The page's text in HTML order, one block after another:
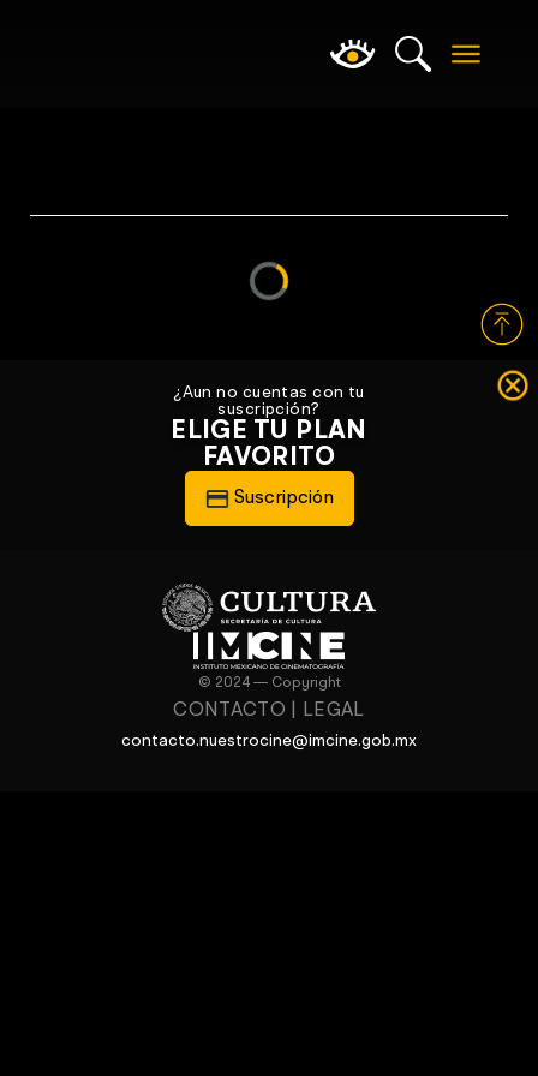
¿Aun no cuentas con tu
suscripción?
ELIGE TU PLAN
FAVORITO
Suscripción
© 2024 — Copyright
CONTACTO LEGAL
contacto.nuestrocine@imcine.gob.mx